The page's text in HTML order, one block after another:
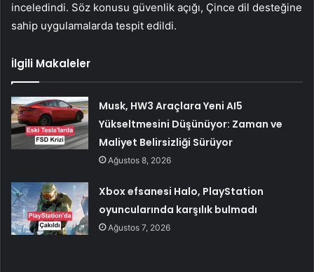
inceledindi. Söz konusu güvenlik açığı, Çince dil desteğine
sahip uygulamalarda tespit edildi.
İlgili Makaleler
Musk, HW3 Araçlara Yeni AI5
Yükseltmesini Düşünüyor: Zaman ve
Maliyet Belirsizliği Sürüyor
Ağustos 8, 2026
Xbox efsanesi Halo, PlayStation
oyuncularında karşılık bulmadı
Ağustos 7, 2026